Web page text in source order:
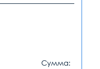
Сумма: